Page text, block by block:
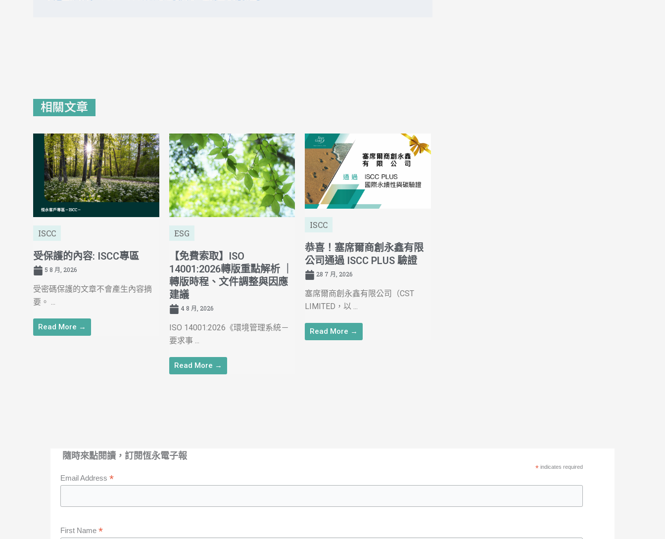
相關文章
ISCC
受保護的內容: ISCC專區
5 8 月, 2026
受密碼保護的文章不會產生內容摘
要。 ...
Read More →
ESG
【免費索取】ISO
14001:2026轉版重點解析 ｜
轉版時程、文件調整與因應
建議
4 8 月, 2026
ISO 14001:2026《環境管理系統－
要求事 ...
Read More →
ISCC
恭喜！塞席爾商創永鑫有限
公司通過 ISCC PLUS 驗證
28 7 月, 2026
塞席爾商創永鑫有限公司（CST
LIMITED，以 ...
Read More →
隨時來點閱讀，訂閱恆永電子報
* indicates required
Email Address *
First Name *